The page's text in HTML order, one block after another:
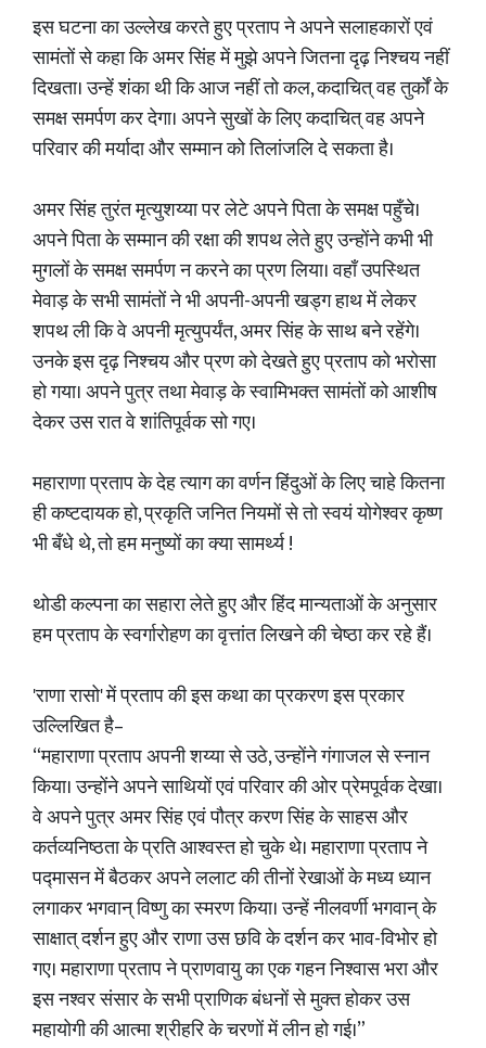
इस घटना का उल्लेख करते हुए प्रताप ने अपने सलाहकारों एवं
सामंतों से कहा कि अमर सिंह में मुझे अपने जितना दृढ़ निश्चय नहीं
दिखता। उन्हें शंका थी कि आज नहीं तो कल, कदाचित् वह तुर्कों के
समक्ष समर्पण कर देगा। अपने सुखों के लिए कदाचित् वह अपने
परिवार की मर्यादा और सम्मान को तिलांजलि दे सकता है।
अमर सिंह तुरंत मृत्युशय्या पर लेटे अपने पिता के समक्ष पहुँचे।
अपने पिता के सम्मान की रक्षा की शपथ लेते हुए उन्होंने कभी भी
मुगलों के समक्ष समर्पण न करने का प्रण लिया। वहाँ उपस्थित
मेवाड़ के सभी सामंतों ने भी अपनी-अपनी खड्ग हाथ में लेकर
शपथ ली कि वे अपनी मृत्युपर्यंत, अमर सिंह के साथ बने रहेंगे।
उनके इस दृढ़ निश्चय और प्रण को देखते हुए प्रताप को भरोसा
हो गया। अपने पुत्र तथा मेवाड़ के स्वामिभक्त सामंतों को आशीष
देकर उस रात वे शांतिपूर्वक सो गए।
महाराणा प्रताप के देह त्याग का वर्णन हिंदुओं के लिए चाहे कितना
ही कष्टदायक हो, प्रकृति जनित नियमों से तो स्वयं योगेश्वर कृष्ण
भी बँधे थे, तो हम मनुष्यों का क्या सामर्थ्य !
थोडी कल्पना का सहारा लेते हुए और हिंद मान्यताओं के अनुसार
हम प्रताप के स्वर्गारोहण का वृत्तांत लिखने की चेष्ठा कर रहे हैं।
'राणा रासो' में प्रताप की इस कथा का प्रकरण इस प्रकार
उल्लिखित है–
“महाराणा प्रताप अपनी शय्या से उठे, उन्होंने गंगाजल से स्नान
किया। उन्होंने अपने साथियों एवं परिवार की ओर प्रेमपूर्वक देखा।
वे अपने पुत्र अमर सिंह एवं पौत्र करण सिंह के साहस और
कर्तव्यनिष्ठता के प्रति आश्वस्त हो चुके थे। महाराणा प्रताप ने
पद्मासन में बैठकर अपने ललाट की तीनों रेखाओं के मध्य ध्यान
लगाकर भगवान् विष्णु का स्मरण किया। उन्हें नीलवर्णी भगवान् के
साक्षात् दर्शन हुए और राणा उस छवि के दर्शन कर भाव-विभोर हो
गए। महाराणा प्रताप ने प्राणवायु का एक गहन निश्वास भरा और
इस नश्वर संसार के सभी प्राणिक बंधनों से मुक्त होकर उस
महायोगी की आत्मा श्रीहरि के चरणों में लीन हो गई।”